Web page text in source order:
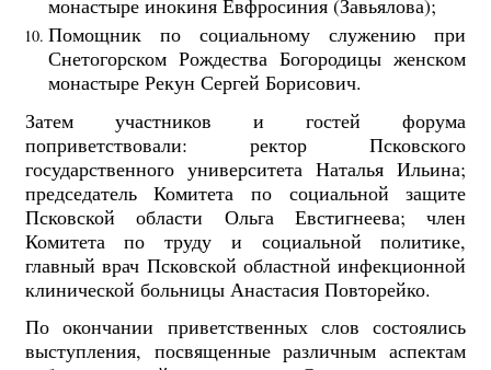
Помощник по социальному служению при
Снетогорском Рождества Богородицы женском
монастыре Рекун Сергей Борисович.
Затем участников и гостей форума
поприветствовали: ректор Псковского
государственного университета Наталья Ильина;
председатель Комитета по социальной защите
Псковской области Ольга Евстигнеева; член
Комитета по труду и социальной политике,
главный врач Псковской областной инфекционной
клинической больницы Анастасия Повторейко.
По окончании приветственных слов состоялись
выступления, посвященные различным аспектам